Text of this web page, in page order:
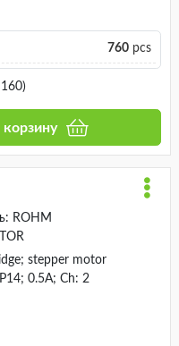
760pcs
корзину
ROHM
stepper motor
0.5A; Ch: 2